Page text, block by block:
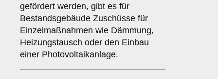
gefördert werden, gibt es für
Bestandsgebäude Zuschüsse für
Einzelmaßnahmen wie Dämmung,
Heizungstausch oder den Einbau
einer Photovoltaikanlage.